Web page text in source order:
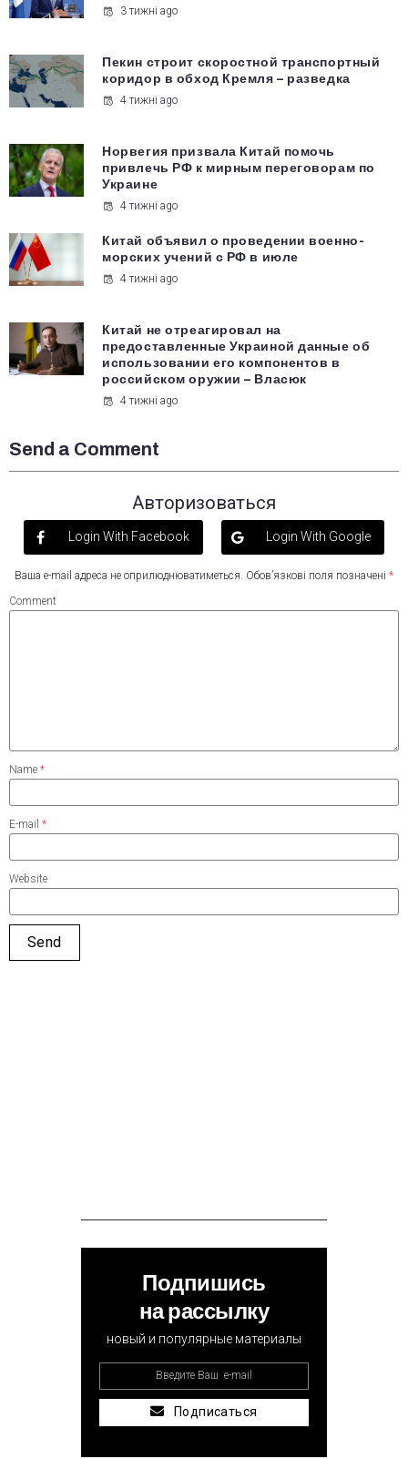
3 тижні ago
Пекин строит скоростной транспортный
коридор в обход Кремля – разведка
4 тижні ago
Норвегия призвала Китай помочь
привлечь РФ к мирным переговорам по
Украине
4 тижні ago
Китай объявил о проведении военно-
морских учений с РФ в июле
4 тижні ago
Китай не отреагировал на
предоставленные Украиной данные об
использовании его компонентов в
российском оружии – Власюк
4 тижні ago
Send a Comment
Авторизоваться
Login With Facebook Login With Google
Ваша e-mail адреса не оприлюднюватиметься. Обов’язкові поля позначені *
Comment
Name *
E-mail *
Website
Подпишись
на рассылку
новый и популярные материалы
Подписаться